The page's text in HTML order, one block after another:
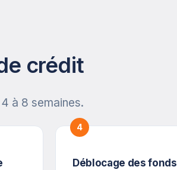
crédit
à 8 semaines.
4
Déblocage des fonds